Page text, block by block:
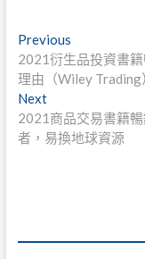
文
章
導
覽
PreviousPrevious
post:
2021衍生品投資書
理由（Wiley Trading
NextNext
post:
2021商品交易書籍
者，易換地球資源